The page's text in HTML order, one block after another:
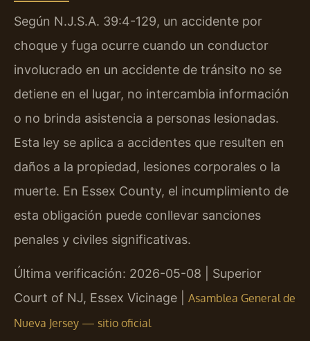
Según N.J.S.A. 39:4-129, un accidente por
choque y fuga ocurre cuando un conductor
involucrado en un accidente de tránsito no se
detiene en el lugar, no intercambia información
o no brinda asistencia a personas lesionadas.
Esta ley se aplica a accidentes que resulten en
daños a la propiedad, lesiones corporales o la
muerte. En Essex County, el incumplimiento de
esta obligación puede conllevar sanciones
penales y civiles significativas.
Última verificación: 2026-05-08 | Superior
Court of NJ, Essex Vicinage | Asamblea General de
Nueva Jersey — sitio oficial